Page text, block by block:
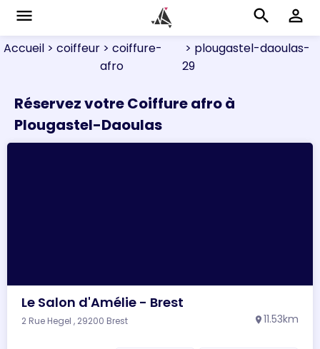
menu search perm_identity
Accueil > coiffeur > coiffure-
afro
> plougastel-daoulas-
29
Réservez votre Coiffure afro à
Plougastel-Daoulas
Le Salon d'Amélie - Brest
2 Rue Hegel , 29200 Brest location_on 11.53km